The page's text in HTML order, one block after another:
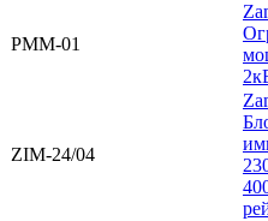
PMM-01
ZIM-24/04